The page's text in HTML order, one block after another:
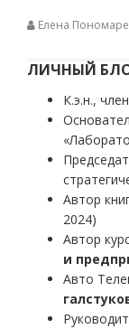
Елена
ЛИЧНЫЙ
К.э.н.,
Автор
2024)
Автор
и
Авто